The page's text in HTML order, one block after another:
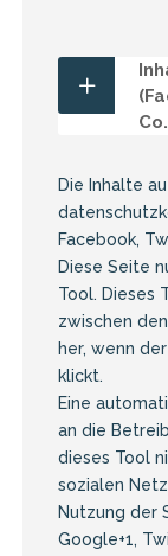
Die Inhalte
Facebook,
Diese Seite
Tool. Dieses
zwischen
her, wenn
klickt.
Eine
an die
dieses Tool
sozialen
Nutzung der
Google+1,